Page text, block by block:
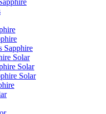
Sapphire
Solar
Solar
Solar